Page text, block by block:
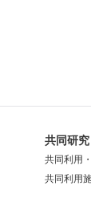
共同研究
共同利用
共同利用